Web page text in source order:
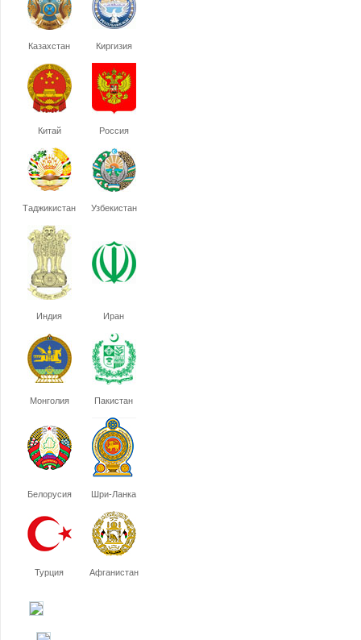
Казахстан Киргизия
Китай Россия
Таджикистан Узбекистан
Индия Иран
Монголия Пакистан
Белорусия Шри-Ланка
Турция Афганистан